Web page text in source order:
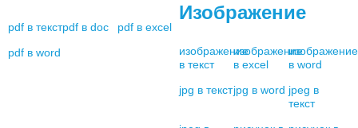
pdf в текстpdf в doc
pdf в excel
pdf в word
Изображение
изображение
в текст
изображение
в excel
изображение
в word
jpg в текстjpg в word jpeg в
текст